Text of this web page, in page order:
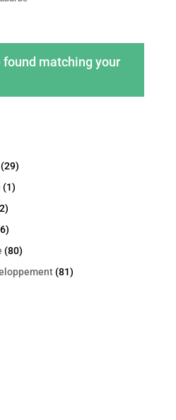
found matching your
(29)
(1)
(80)
(81)